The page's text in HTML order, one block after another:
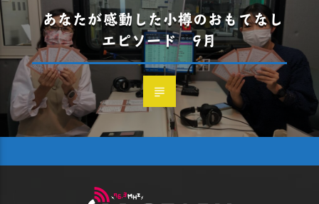
あなたが感動した小樽のおもてなし
エピソード 9月